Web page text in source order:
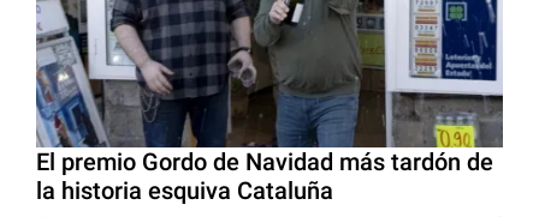
El premio Gordo de Navidad más tardón de
la historia esquiva Cataluña